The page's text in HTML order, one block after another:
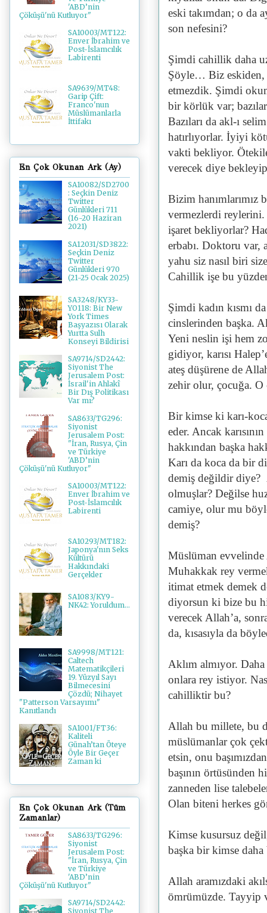
eski takımdan; o da
son nefesini?
Şimdi cahillik daha
Şöyle… Biz eskiden,
etmezdik. Şimdi
bir körlük var;
Bazıları da akl-ı
hatırlıyorlar. İyiyi
vakti bekliyor.
verecek diye
Bizim hanımlarımız
vermezlerdi
işaret bekliyorlar?
erbabı. Doktoru var,
yahu siz nasıl biri
Cahillik işe bu
Şimdi kadın kısmı
cinslerinden başka.
Yeni neslin işi hem
gidiyor, karısı
ateş düşürene de
zehir olur, çocuğa.
Bir kimse ki karı-
eder. Ancak
hakkından başka
Karı da koca da bir
demiş değildir diye?
olmuşlar? Değilse
camiye, olur mu
demiş?
Müslüman evvelinde
Muhakkak rey
itimat etmek demek
diyorsun ki bize bu
verecek Allah’a,
da, kısasıyla da
Aklım almıyor.
onlara rey istiyor.
cahilliktir bu?
Allah bu millete, bu
müslümanlar çok
etsin, onu
başının örtüsünden
zanneden lise
Olan biteni herkes
Kimse kusursuz
başka bir kimse
Allah aramızdaki
ömrümüzde. Tayyip
'ABD’nin
Çöküşü'nü Kutluyor"
SA10003/MT122:
Enver İbrahim ve
Post-İslamcılık
Labirenti
SA9639/MT48:
Garip Çift:
Franco'nun
Müslümanlarla
İttifakı
En Çok Okunan Ark (Ay)
SA10082/SD2700
: Seçkin Deniz
Twitter
Günlükleri 711
(16-20 Haziran
2021)
SA12031/SD3822:
Seçkin Deniz
Twitter
Günlükleri 970
(21-25 Ocak 2025)
SA3248/KY33-
YO118: Bir New
York Times
Başyazısı Olarak
Yurtta Sulh
Konseyi Bildirisi
SA9714/SD2442:
Siyonist The
Jerusalem Post:
İsrail'in Ahlakî
Bir Dış Politikası
Var mı?
SA8633/TG296:
Siyonist
Jerusalem Post:
"İran, Rusya, Çin
ve Türkiye
'ABD’nin
Çöküşü'nü Kutluyor"
SA10003/MT122:
Enver İbrahim ve
Post-İslamcılık
Labirenti
SA10293/MT182:
Japonya'nın Seks
Kültürü
Hakkındaki
Gerçekler
SA1083/KY9-
NK42: Yoruldum...
SA9998/MT121:
Caltech
Matematikçileri
19. Yüzyıl Sayı
Bilmecesini
Çözdü; Nihayet
"Patterson Varsayımı"
Kanıtlandı
SA1001/FT36:
Kaliteli
Günah’tan Öteye
Öyle Bir Geçer
Zaman ki
En Çok Okunan Ark (Tüm
Zamanlar)
SA8633/TG296:
Siyonist
Jerusalem Post:
"İran, Rusya, Çin
ve Türkiye
'ABD’nin
Çöküşü'nü Kutluyor"
SA9714/SD2442:
Siyonist The